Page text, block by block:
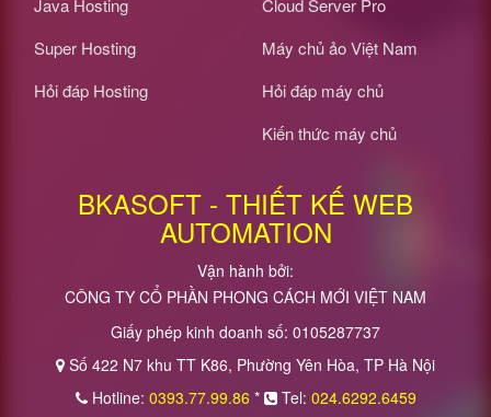
Super Hosting
Hỏi đáp Hosting
Máy chủ ảo Việt Nam
Hỏi đáp máy chủ
Kiến thức máy chủ
BKASOFT - THIẾT KẾ WEB
AUTOMATION
Vận hành bởi:
CÔNG TY CỔ PHẦN PHONG CÁCH MỚI VIỆT NAM
Giấy phép kinh doanh số: 0105287737
Số 422 N7 khu TT K86, Phường Yên Hòa, TP Hà Nội
Hotline: 0393.77.99.86 * Tel: 024.6292.6459